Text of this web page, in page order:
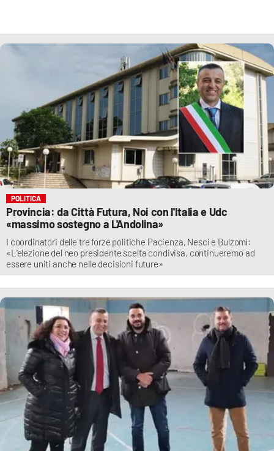
LACAPITALENEWS.IT
APPLE
POLITICA
Provincia: da Città Futura, Noi con l'Italia e Udc
«massimo sostegno a L'Andolina»
I coordinatori delle tre forze politiche Pacienza, Nesci e Bulzomì:
«L'elezione del neo presidente scelta condivisa, continueremo ad
essere uniti anche nelle decisioni future»